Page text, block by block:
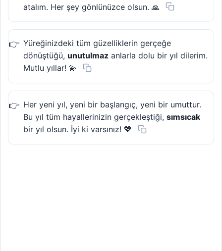
atalım. Her şey gönlünüzce olsun. 🙏
Yüreğinizdeki tüm güzelliklerin gerçeğe
dönüştüğü, unutulmaz anlarla dolu bir yıl dilerim.
Mutlu yıllar! 💫
Her yeni yıl, yeni bir başlangıç, yeni bir umuttur.
Bu yıl tüm hayallerinizin gerçekleştiği, sımsıcak
bir yıl olsun. İyi ki varsınız! 💖